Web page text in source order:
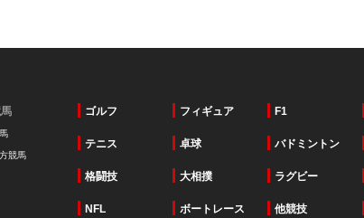
競馬
ゴルフ フィギュア F1
テニス 卓球 バドミントン
格闘技 大相撲 ラグビー
NFL ボートレース 他競技